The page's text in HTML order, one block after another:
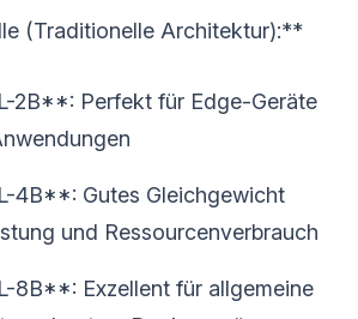
(Traditionelle Architektur):**
2B**: Perfekt für Edge-Geräte
4B**: Gutes Gleichgewicht
und Ressourcenverbrauch
8B**: Exzellent für allgemeine